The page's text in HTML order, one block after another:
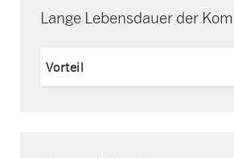
Lange Lebensdauer der
Vorteil